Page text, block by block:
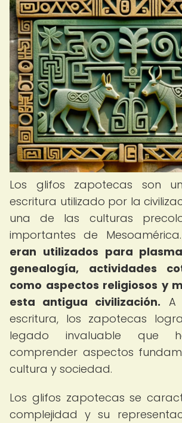
Los glifos zapotecas son
escritura utilizado por la
una de las culturas
importantes de Mesoamérica.
eran utilizados para
genealogía, actividades
como aspectos religiosos y
esta antigua civilización. A
escritura, los zapotecas
legado invaluable que
comprender aspectos
cultura y sociedad.
Los glifos zapotecas se
complejidad y su